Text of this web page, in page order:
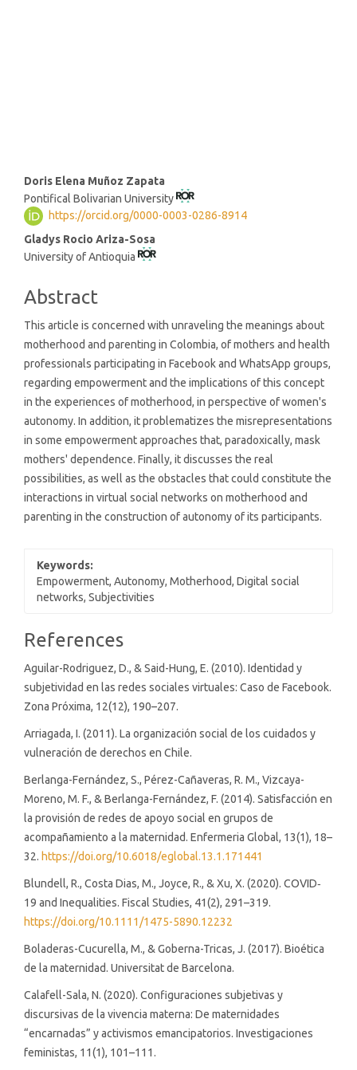
Main
Article
Content
Doris Elena Muñoz Zapata
Pontifical Bolivarian University
https://orcid.org/0000-0003-0286-8914
Gladys Rocio Ariza-Sosa
University of Antioquia
Abstract
This article is concerned with unraveling the meanings about
motherhood and parenting in Colombia, of mothers and health
professionals participating in Facebook and WhatsApp groups,
regarding empowerment and the implications of this concept
in the experiences of motherhood, in perspective of women's
autonomy. In addition, it problematizes the misrepresentations
in some empowerment approaches that, paradoxically, mask
mothers' dependence. Finally, it discusses the real
possibilities, as well as the obstacles that could constitute the
interactions in virtual social networks on motherhood and
parenting in the construction of autonomy of its participants.
Keywords:
Empowerment, Autonomy, Motherhood, Digital social
networks, Subjectivities
Article
Details
References
Aguilar-Rodriguez, D., & Said-Hung, E. (2010). Identidad y
subjetividad en las redes sociales virtuales: Caso de Facebook.
Zona Próxima, 12(12), 190–207.
Arriagada, I. (2011). La organización social de los cuidados y
vulneración de derechos en Chile.
Berlanga-Fernández, S., Pérez-Cañaveras, R. M., Vizcaya-
Moreno, M. F., & Berlanga-Fernández, F. (2014). Satisfacción en
la provisión de redes de apoyo social en grupos de
acompañamiento a la maternidad. Enfermeria Global, 13(1), 18–
32. https://doi.org/10.6018/eglobal.13.1.171441
Blundell, R., Costa Dias, M., Joyce, R., & Xu, X. (2020). COVID‐
19 and Inequalities. Fiscal Studies, 41(2), 291–319.
https://doi.org/10.1111/1475-5890.12232
Boladeras-Cucurella, M., & Goberna-Tricas, J. (2017). Bioética
de la maternidad. Universitat de Barcelona.
Calafell-Sala, N. (2020). Configuraciones subjetivas y
discursivas de la vivencia materna: De maternidades
“encarnadas” y activismos emancipatorios. Investigaciones
feministas, 11(1), 101–111.